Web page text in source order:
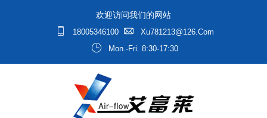
欢迎访问我们的网站
18005346100
Xu781213@126.com
Mon.-Fri. 8:30-17:30